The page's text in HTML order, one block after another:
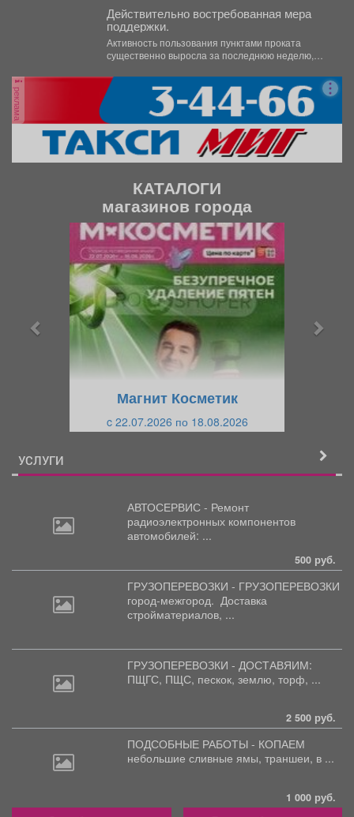
Действительно востребованная мера
поддержки.
Активность пользования пунктами проката
существенно выросла за последнюю неделю,
реклама
КАТАЛОГИ
магазинов города
Магнит Косметик
c 22.07.2026 по 18.08.2026
УСЛУГИ
АВТОСЕРВИС - Ремонт
радиоэлектронных компонентов
автомобилей: ...
500 руб.
ГРУЗОПЕРЕВОЗКИ - ГРУЗОПЕРЕВОЗКИ
город-межгород. Доставка
стройматериалов, ...
ГРУЗОПЕРЕВОЗКИ - ДОСТАВЯИМ:
ПЩГС, ПЩС, пескок, землю, торф, ...
2 500 руб.
ПОДСОБНЫЕ РАБОТЫ - КОПАЕМ
небольшие сливные ямы, траншеи, в ...
1 000 руб.